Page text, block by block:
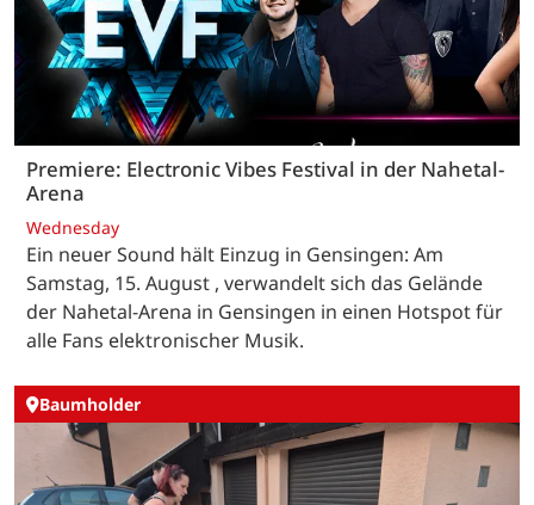
Premiere: Electronic Vibes Festival in der Nahetal-
Arena
Wednesday
Ein neuer Sound hält Einzug in Gensingen: Am
Samstag, 15. August , verwandelt sich das Gelände
der Nahetal-Arena in Gensingen in einen Hotspot für
alle Fans elektronischer Musik.
Baumholder